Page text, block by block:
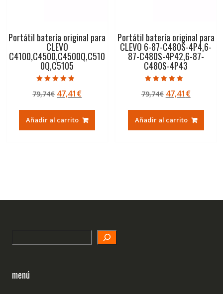
Portátil batería original para
CLEVO
C4100,C4500,C4500Q,C510
0Q,C5105
4.50
de 5
79,74€ El
original
era:
47,41€El
actual
es:
Añadir al carrito
Portátil batería original para
CLEVO 6-87-C480S-4P4,6-
87-C480S-4P42,6-87-
C480S-4P43
5.00
de 5
79,74€ El
original
era:
47,41€El
actual
es:
Añadir al carrito
menú